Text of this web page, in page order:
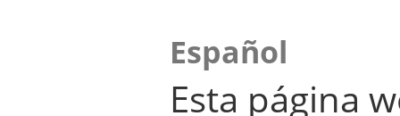
Español
Esta página